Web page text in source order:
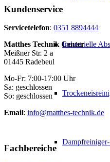
Industrielle
Kundenservice
Servicetelefon: 0351 8894444
Matthes Technik Center
Meißner Str. 2 a
01445 Radebeul
Mo-Fr: 7:00-17:00 Uhr
Sa: geschlossen
So: geschlossen
Email: info@matthes-technik.de
Fachbereiche